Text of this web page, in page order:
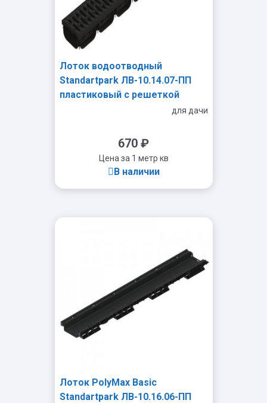
Лоток водоотводный
Standartpark ЛВ-10.14.07-ПП
пластиковый с решеткой
пластиковой кл.А (комплект)
для дачи
670 ₽
Цена за 1 метр кв
В наличии
Лоток PolyMax Basic
Standartpark ЛВ-10.16.06-ПП